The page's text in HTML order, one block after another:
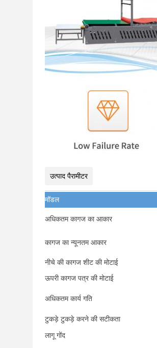
उत्पाद पैरामीटर
मॉडल
अधिकतम कागज का आकार
कागज का न्यूनतम आकार
नीचे की कागज शीट की मोटाई
ऊपरी कागज पत्र की मोटाई
अधिकतम कार्य गति
टुकड़े टुकड़े करने की सटीकता
लागू गोंद